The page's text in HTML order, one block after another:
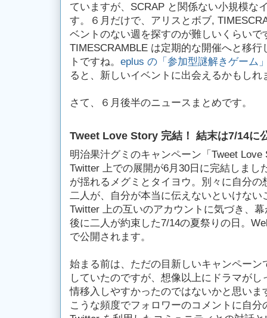
ていますが、SCRAP と関係ない小規模な
す。６月だけで、アリスとボブ,
ベントのない週を探すのが難しいくらいで
TIMESCRAMBLE は定期的な開催へと移
トですね。 eplus の「参加型謎解きゲーム
ると、新しいイベントに出会えるかもしれ
さて、６月後半のニュースまとめです。
Tweet Love Story 完結！ 結末は7/14に
明治果汁グミのキャンペーン「Tweet
Twitter 上での展開が6月30日に完結しまし
が揺れるメグミとタイヨウ。別々に自分
二人が、自分が本当に伝えないといけな
Twitter 上の互いのアカウントに気づき、
後に二人が約束した7/14の夏祭りの日。
で公開されます。
始まる前は、ただの目新しいキャンペー
していたのですが、想像以上にドラマが
情移入しやすかったのではないかと思い
こうな頻度でフォロワーのコメントに自